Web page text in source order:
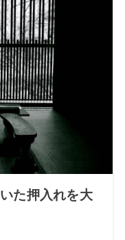
た押入れを大